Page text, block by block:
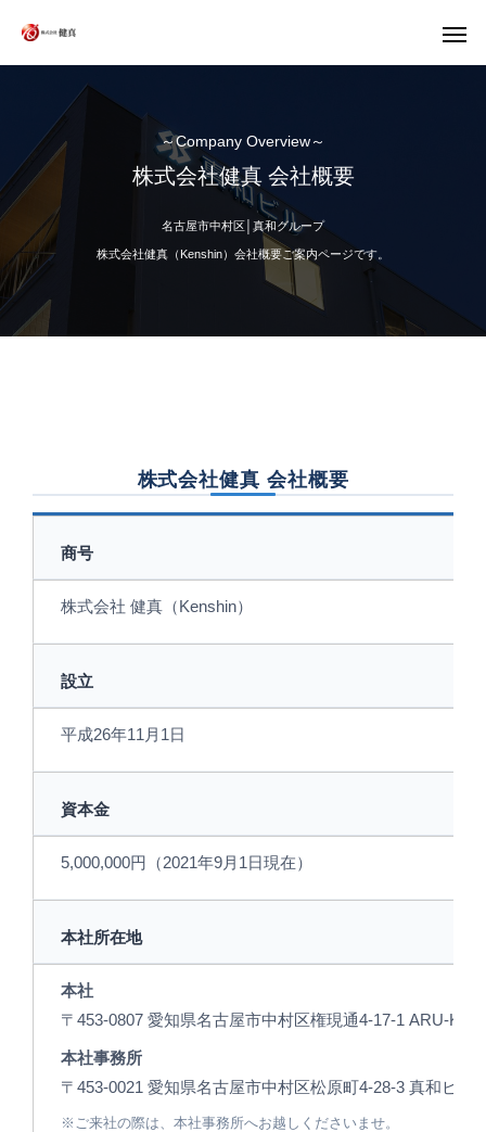
～Company Overview～
株式会社健真 会社概要
名古屋市中村区│真和グループ
株式会社健真（Kenshin）会社概要ご案内ページです。
株式会社健真 会社概要
商号
株式会社 健真（Kenshin）
設立
平成26年11月1日
資本金
5,000,000円（2021年9月1日現在）
本社所在地
本社
〒453-0807 愛知県名古屋市中村区権現通4-17-1 ARU-KA
本社事務所
〒453-0021 愛知県名古屋市中村区松原町4-28-3 真和ビル
※ご来社の際は、本社事務所へお越しくださいませ。